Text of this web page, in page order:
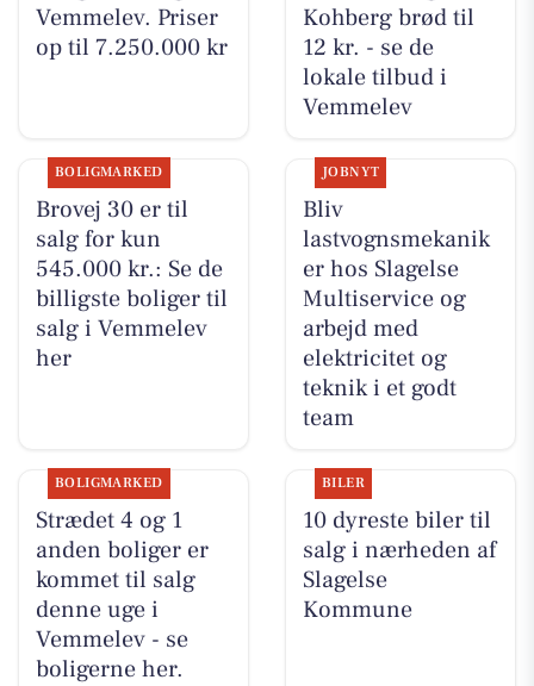
Vemmelev. Priser
op til 7.250.000 kr
Kohberg brød til
12 kr. - se de
lokale tilbud i
Vemmelev
BOLIGMARKED
Brovej 30 er til
salg for kun
545.000 kr.: Se de
billigste boliger til
salg i Vemmelev
her
JOBNYT
Bliv
lastvognsmekanik
er hos Slagelse
Multiservice og
arbejd med
elektricitet og
teknik i et godt
team
BOLIGMARKED
Strædet 4 og 1
anden boliger er
kommet til salg
denne uge i
Vemmelev - se
boligerne her.
BILER
10 dyreste biler til
salg i nærheden af
Slagelse
Kommune